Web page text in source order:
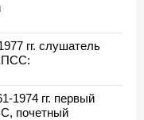
гг. слушатель
1974 гг. первый
почетный